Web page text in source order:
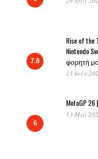
7.8
Rise of the
Nintendo
φορητή
15 Ιούν
6
MotoGP 26
13 Μάι